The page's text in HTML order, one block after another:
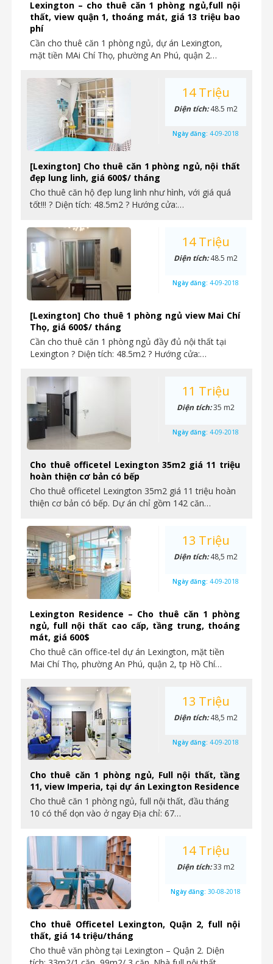
Lexington – cho thuê căn 1 phòng ngủ,full nội
thất, view quận 1, thoáng mát, giá 13 triệu bao
phí
Cần cho thuê căn 1 phòng ngủ, dự án Lexington,
mặt tiền MAi Chí Thọ, phường An Phú, quận 2…
[Lexington] Cho thuê căn 1 phòng ngủ, nội thất
đẹp lung linh, giá 600$/ tháng
Cho thuê căn hộ đẹp lung linh như hình, với giá quá
tốt!!! ? Diện tích: 48.5m2 ? Hướng cửa:…
14 Triệu
Diện tích:48.5 m2
Ngày đăng: 4-09-2018
[Lexington] Cho thuê 1 phòng ngủ view Mai Chí
Thọ, giá 600$/ tháng
Cần cho thuê căn 1 phòng ngủ đầy đủ nội thất tại
Lexington ? Diện tích: 48.5m2 ? Hướng cửa:…
14 Triệu
Diện tích:48.5 m2
Ngày đăng: 4-09-2018
Cho thuê officetel Lexington 35m2 giá 11 triệu
hoàn thiện cơ bản có bếp
Cho thuê officetel Lexington 35m2 giá 11 triệu hoàn
thiện cơ bản có bếp. Dự án chỉ gồm 142 căn…
11 Triệu
Diện tích:35 m2
Ngày đăng: 4-09-2018
Lexington Residence – Cho thuê căn 1 phòng
ngủ, full nội thất cao cấp, tầng trung, thoáng
mát, giá 600$
Cho thuê căn office-tel dự án Lexington, mặt tiền
Mai Chí Thọ, phường An Phú, quận 2, tp Hồ Chí…
13 Triệu
Diện tích:48,5 m2
Ngày đăng: 4-09-2018
Cho thuê căn 1 phòng ngủ, Full nội thất, tầng
11, view Imperia, tại dự án Lexington Residence
Cho thuê căn 1 phòng ngủ, full nội thất, đầu tháng
10 có thể dọn vào ở ngay Địa chỉ: 67…
13 Triệu
Diện tích:48,5 m2
Ngày đăng: 4-09-2018
Cho thuê Officetel Lexington, Quận 2, full nội
thất, giá 14 triệu/tháng
Cho thuê văn phòng tại Lexington – Quận 2. Diện
14 Triệu
Diện tích:33 m2
Ngày đăng: 30-08-2018